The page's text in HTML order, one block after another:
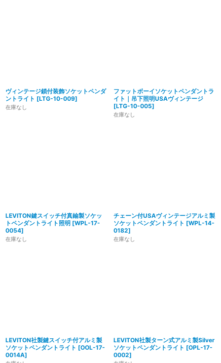
ヴィンテージ鎖付装飾ソケットペンダ
ントライト [LTG-10-009]
在庫なし
ファットボーイソケットペンダントラ
イト｜吊下照明USAヴィンテージ
[LTG-10-005]
在庫なし
LEVITON鍵スイッチ付真鍮製ソケッ
トペンダントライト照明 [WPL-17-
0054]
在庫なし
チェーン付USAヴィンテージアルミ製
ソケットペンダントライト [WPL-14-
0182]
在庫なし
LEVITON社製鍵スイッチ付アルミ製
ソケットペンダントライト [OOL-17-
0014A]
LEVITON社製ターン式アルミ製Silver
ソケットペンダントライト [OPL-17-
0002]